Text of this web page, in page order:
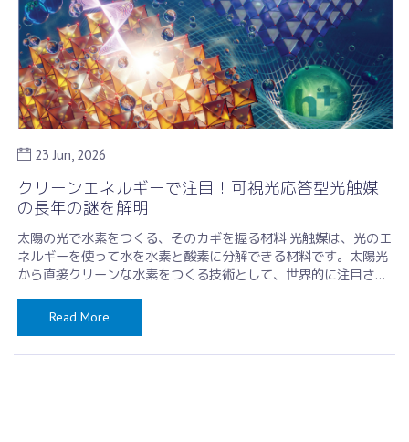
23 Jun, 2026
クリーンエネルギーで注目！可視光応答型光触媒
の長年の謎を解明
太陽の光で水素をつくる、そのカギを握る材料 光触媒は、光のエ
ネルギーを使って水を水素と酸素に分解できる材料です。太陽光
から直接クリーンな水素をつくる技術として、世界的に注目され
Read More